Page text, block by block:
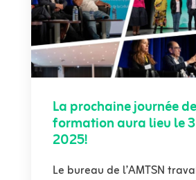
La prochaine journée de
formation aura lieu le
2025!
Le bureau de l’AMTSN